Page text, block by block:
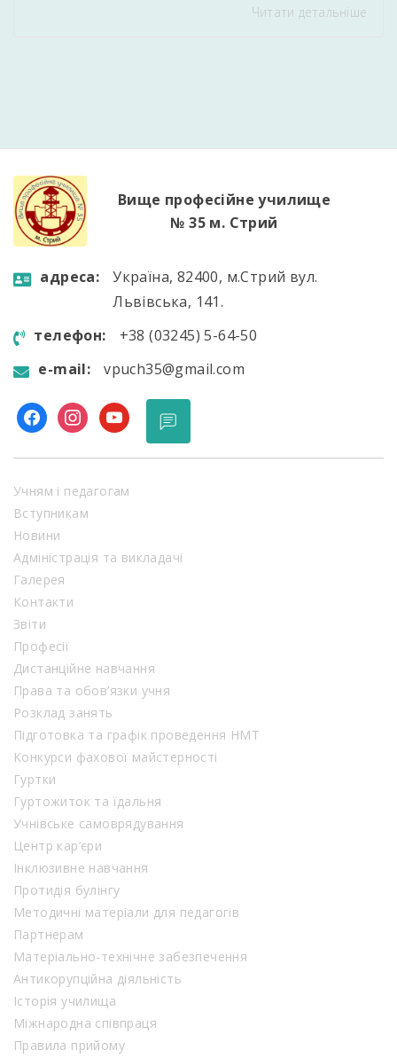
фізики та астрономії Єднорович Андрій
лише побачили роботу реальної системи в дії,
Читати детальніше
Вище професійне училище
№ 35 м. Стрий
aдресa:
Україна, 82400, м.Стрий вул.
Львівська, 141.
телефон:
+38 (03245) 5-64-50
e-mail:
vpuch35@gmail.com
facebookinstagram
youtube
Учням і педагогам
Вступникам
Новини
Адміністрація та викладачі
Галерея
Контакти
Звіти
Професії
Дистанційне навчання
Права та обов’язки учня
Розклад занять
Підготовка та графік проведення НМТ
Конкурси фахової майстерності
Гуртки
Гуртожиток та їдальня
Учнівське самоврядування
Центр кар’єри
Інклюзивне навчання
Протидія булінгу
Методичні матеріали для педагогів
Партнерам
Матеріально-технічне забезпечення
Антикорупційна діяльність
Історія училища
Міжнародна співпраця
Правила прийому